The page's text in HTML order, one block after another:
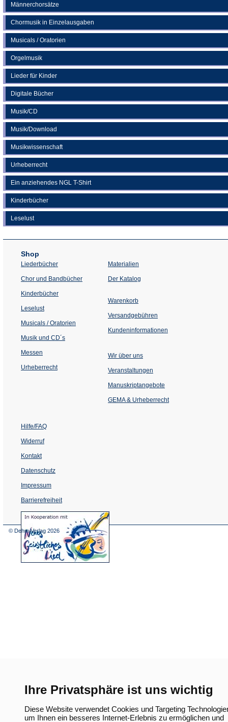
Ihre Privatsphäre ist uns wichtig
Diese Website verwendet Cookies und Targeting
um Ihnen ein besseres Internet-Erlebnis zu ermöglichen und
Männerchorsätze
Chormusik in Einzelausgaben
Musicals / Oratorien
Orgelmusik
Lieder für Kinder
Digitale Bücher
Musik/CD
Musik/Download
Musikwissenschaft
Urheberrecht
Ein anziehendes NGL T-Shirt
Kinderbücher
Leselust
Shop
Liederbücher
Chor und Bandbücher
Kinderbücher
Leselust
Musicals / Oratorien
Musik und CD´s
Messen
Urheberrecht
Materialien
Der Katalog
Warenkorb
Versandgebühren
Kundeninformationen
Wir über uns
Veranstaltungen
einem
Tab)
Manuskriptangebote
GEMA & Urheberrecht
Hilfe/FAQ
Widerruf
Kontakt
Datenschutz
Impressum
Barrierefreiheit
(Öffnet
in
© Dehm Verlag 2026